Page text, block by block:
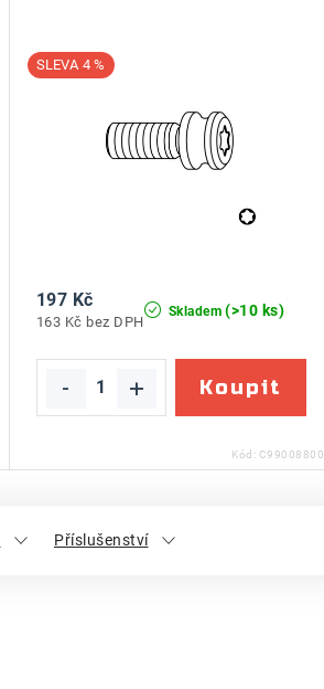
4 %
Skladem (>10 ks)
163 Kč bez DPH
197 Kč
Kód: C99008800
Příslušenství